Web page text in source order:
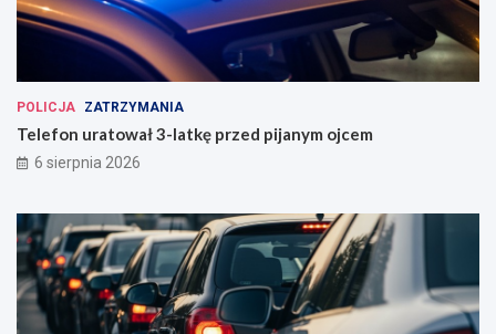
POLICJA ZATRZYMANIA
Telefon uratował 3-latkę przed pijanym ojcem
6 sierpnia 2026